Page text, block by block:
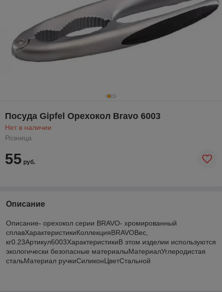
Посуда Gipfel Орехокол Bravo 6003
Нет в наличии
Розница
55 руб.
Описание
Описание- орехокол серии BRAVO- хромированный
сплавХарактеристикиКоллекцияBRAVOВес,
кг0.23Артикул6003ХарактеристикиВ этом изделии используются
экологически безопасные материалыМатериалУглеродистая
стальМатериал ручкиСиликонЦветСтальной